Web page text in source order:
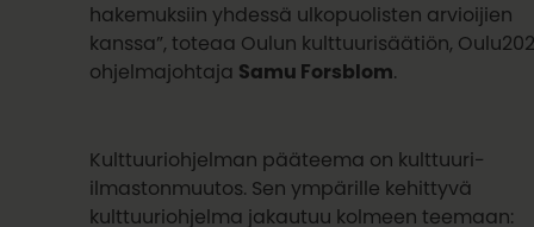
hakemuksiin yhdessä ulkopuolisten arvioijien
kanssa”, toteaa Oulun kulttuurisäätiön,
ohjelmajohtaja Samu Forsblom
Kulttuuriohjelman pääteema on kulttuuri-
ilmastonmuutos. Sen ympärille kehittyvä
kulttuuriohjelma jakautuu kolmeen teemaan: